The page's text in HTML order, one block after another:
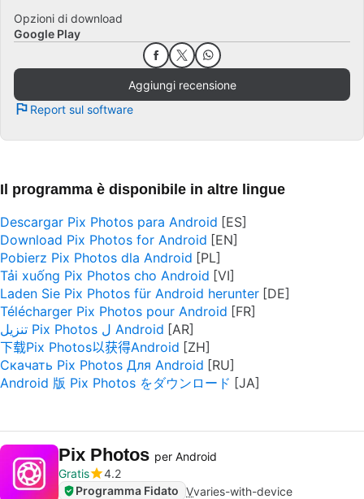
Opzioni di download
Google Play
Aggiungi recensione
Report sul software
Il programma è disponibile in altre lingue
Descargar Pix Photos para Android
Download Pix Photos for Android
Pobierz Pix Photos dla Android
Tải xuống Pix Photos cho Android
Laden Sie Pix Photos für Android herunter
Télécharger Pix Photos pour Android
تنزيل Pix Photos ل Android
下载Pix Photos以获得Android
Скачать Pix Photos Для Android
Android 版 Pix Photos をダウンロード
Pix Photos per Android
Gratis
4.2
Programma Fidato Vvaries-with-device